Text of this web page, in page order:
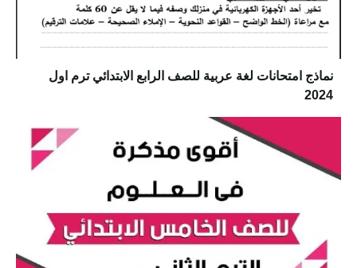
نماذج امتحانات لغة عربية للصف الرابع الابتدائي ترم اول
2024